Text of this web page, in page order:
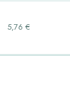
5,76 €